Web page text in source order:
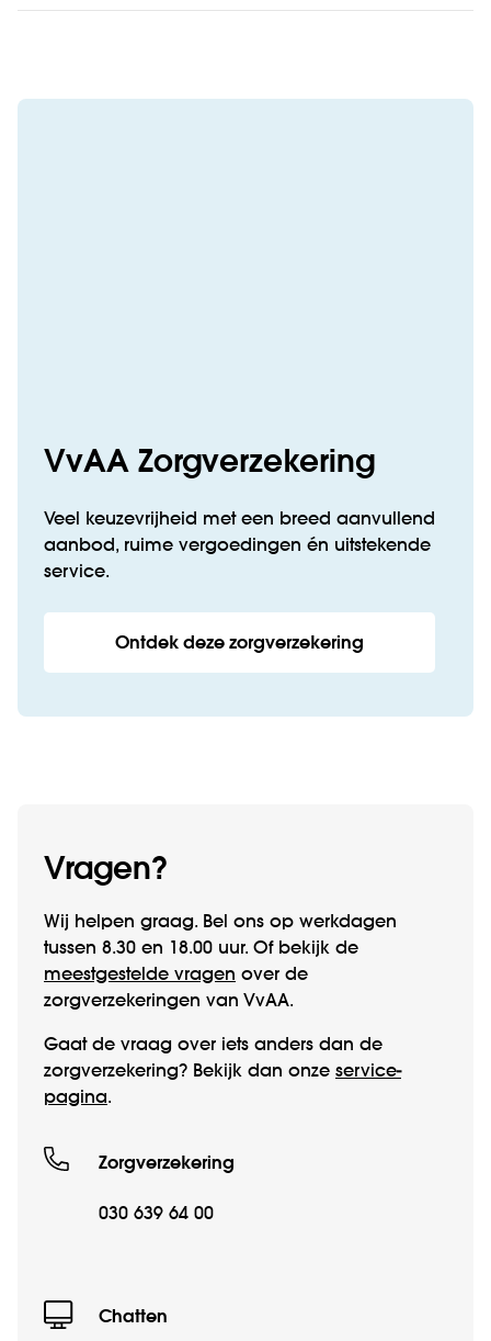
VvAA Zorgverzekering
Veel keuzevrijheid met een breed aanvullend
aanbod, ruime vergoedingen én uitstekende
service.
Ontdek deze zorgverzekering
Vragen?
Wij helpen graag. Bel ons op werk­­dagen
tussen 8.30 en 18.00 uur. Of bekijk de
meestgestelde vragen over de
zorgverzekeringen van VvAA.
Gaat de vraag over iets anders dan de
zorgverzekering? Bekijk dan onze service­
pagina.
Zorgverzekering
030 639 64 00
Chatten